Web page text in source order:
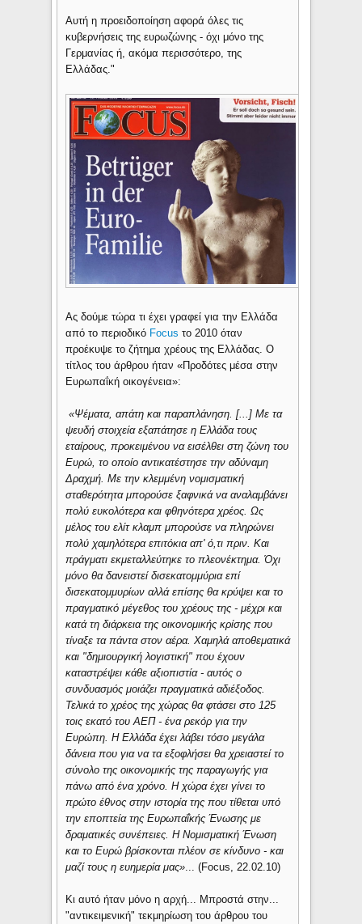
Αυτή η προειδοποίηση αφορά όλες τις
κυβερνήσεις της ευρωζώνης - όχι μόνο της
Γερμανίας ή, ακόμα περισσότερο, της
Ελλάδας."
Ας δούμε τώρα τι έχει γραφεί για την Ελλάδα
από το περιοδικό Focus το 2010 όταν
προέκυψε το ζήτημα χρέους της Ελλάδας. Ο
τίτλος του άρθρου ήταν«Προδότες μέσα στην
Ευρωπαΐκή οικογένεια»:
«Ψέματα, απάτη και παραπλάνηση. [...] Με τα
ψευδή στοιχεία εξαπάτησε η Ελλάδα τους
εταίρους, προκειμένου να εισέλθει στη ζώνη του
Ευρώ, το οποίο αντικατέστησε την αδύναμη
Δραχμή. Με την κλεμμένη νομισματική
σταθερότητα μπορούσε ξαφνικά να αναλαμβάνει
πολύ ευκολότερα και φθηνότερα χρέος. Ως
μέλος του ελίτ κλαμπ μπορούσε να πληρώνει
πολύ χαμηλότερα επιτόκια απ' ό,τι πριν. Και
πράγματι εκμεταλλεύτηκε το πλεονέκτημα. Όχι
μόνο θα δανειστεί δισεκατομμύρια επί
δισεκατομμυρίων αλλά επίσης θα κρύψει και το
πραγματικό μέγεθος του χρέους της - μέχρι και
κατά τη διάρκεια της οικονομικής κρίσης που
τίναξε τα πάντα στον αέρα. Χαμηλά αποθεματικά
και "δημιουργική λογιστική" που έχουν
καταστρέψει κάθε αξιοπιστία - αυτός ο
συνδυασμός μοιάζει πραγματικά αδιέξοδος.
Τελικά το χρέος της χώρας θα φτάσει στο 125
τοις εκατό του ΑΕΠ - ένα ρεκόρ για την
Ευρώπη. Η Ελλάδα έχει λάβει τόσο μεγάλα
δάνεια που για να τα εξοφλήσει θα χρειαστεί το
σύνολο της οικονομικής της παραγωγής για
πάνω από ένα χρόνο. Η χώρα έχει γίνει το
πρώτο έθνος στην ιστορία της που τίθεται υπό
την εποπτεία της Ευρωπαΐκής Ένωσης με
δραματικές συνέπειες. Η Νομισματική Ένωση
και το Ευρώ βρίσκονται πλέον σε κίνδυνο - και
μαζί τους η ευημερία μας»... (Focus, 22.02.10)
Κι αυτό ήταν μόνο η αρχή... Μπροστά στην...
"αντικειμενική" τεκμηρίωση του άρθρου του